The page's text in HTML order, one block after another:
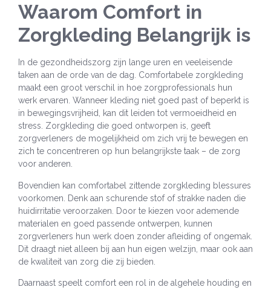
Waarom Comfort in
Zorgkleding Belangrijk is
In de gezondheidszorg zijn lange uren en veeleisende
taken aan de orde van de dag. Comfortabele zorgkleding
maakt een groot verschil in hoe zorgprofessionals hun
werk ervaren. Wanneer kleding niet goed past of beperkt is
in bewegingsvrijheid, kan dit leiden tot vermoeidheid en
stress. Zorgkleding die goed ontworpen is, geeft
zorgverleners de mogelijkheid om zich vrij te bewegen en
zich te concentreren op hun belangrijkste taak – de zorg
voor anderen.
Bovendien kan comfortabel zittende zorgkleding blessures
voorkomen. Denk aan schurende stof of strakke naden die
huidirritatie veroorzaken. Door te kiezen voor ademende
materialen en goed passende ontwerpen, kunnen
zorgverleners hun werk doen zonder afleiding of ongemak.
Dit draagt niet alleen bij aan hun eigen welzijn, maar ook aan
de kwaliteit van zorg die zij bieden.
Daarnaast speelt comfort een rol in de algehele houding en